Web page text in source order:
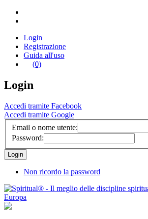
Login
Registrazione
Guida all'uso
(0)
Login
Accedi tramite Facebook
Accedi tramite Google
Email o nome utente:
Password:
Non ricordo la password